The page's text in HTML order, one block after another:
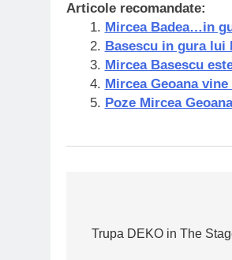
Articole recomandate:
Mircea Badea…in
Basescu in gura lui
Mircea Basescu
Mircea Geoana
Poze Mircea
în
Trupa DEKO in The